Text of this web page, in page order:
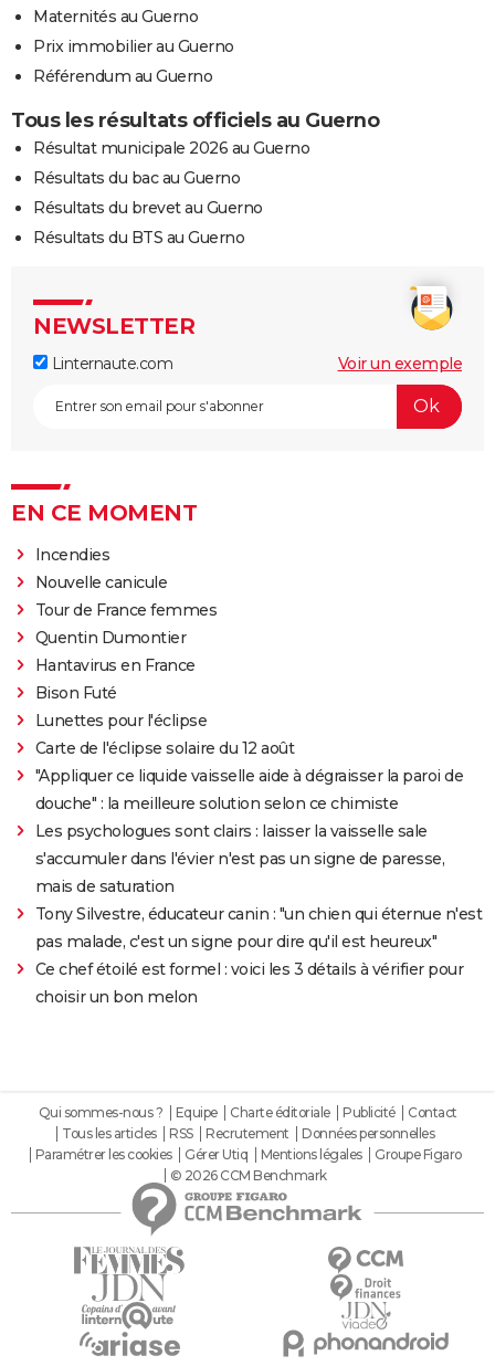
Maternités au Guerno
Prix immobilier au Guerno
Référendum au Guerno
Tous les résultats officiels au Guerno
Résultat municipale 2026 au Guerno
Résultats du bac au Guerno
Résultats du brevet au Guerno
Résultats du BTS au Guerno
NEWSLETTER
Linternaute.com Voir un exemple
EN CE MOMENT
Incendies
Nouvelle canicule
Tour de France femmes
Quentin Dumontier
Hantavirus en France
Bison Futé
Lunettes pour l'éclipse
Carte de l'éclipse solaire du 12 août
"Appliquer ce liquide vaisselle aide à dégraisser la paroi de
douche" : la meilleure solution selon ce chimiste
Les psychologues sont clairs : laisser la vaisselle sale
s'accumuler dans l'évier n'est pas un signe de paresse,
mais de saturation
Tony Silvestre, éducateur canin : "un chien qui éternue n'est
pas malade, c'est un signe pour dire qu'il est heureux"
Ce chef étoilé est formel : voici les 3 détails à vérifier pour
choisir un bon melon
Qui sommes-nous ? Equipe Charte éditoriale Publicité
Contact
Tous les articles
RSS Recrutement
Données personnelles
Paramétrer les cookies
Gérer Utiq Mentions légales
Groupe Figaro
© 2026 CCM Benchmark